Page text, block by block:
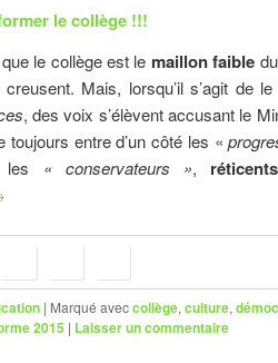
le collège !!!
le collège est le maillon faible
Mais, lorsqu’il s’agit de le
, des voix s’élèvent accusant le
toujours entre d’un côté les «
« conservateurs »,
| Marqué aveccollège, culture,
2015 | Laisser un commentaire